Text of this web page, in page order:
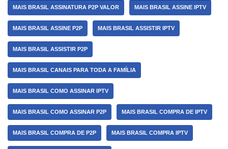
MAIS BRASIL ASSINATURA P2P VALOR MAIS BRASIL ASSINE IPTV
MAIS BRASIL ASSINE P2P MAIS BRASIL ASSISTIR IPTV
MAIS BRASIL ASSISTIR P2P
MAIS BRASIL CANAIS PARA TODA A FAMÍLIA
MAIS BRASIL COMO ASSINAR IPTV
MAIS BRASIL COMO ASSINAR P2P MAIS BRASIL COMPRA DE IPTV
MAIS BRASIL COMPRA DE P2P MAIS BRASIL COMPRA IPTV